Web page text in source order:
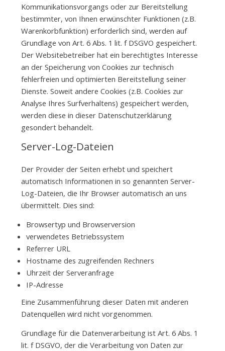
Kommunikationsvorgangs oder zur Bereitstellung
bestimmter, von Ihnen erwünschter Funktionen (z.B.
Warenkorbfunktion) erforderlich sind, werden auf
Grundlage von Art. 6 Abs. 1 lit. f DSGVO gespeichert.
Der Websitebetreiber hat ein berechtigtes Interesse
an der Speicherung von Cookies zur technisch
fehlerfreien und optimierten Bereitstellung seiner
Dienste. Soweit andere Cookies (z.B. Cookies zur
Analyse Ihres Surfverhaltens) gespeichert werden,
werden diese in dieser Datenschutzerklärung
gesondert behandelt.
Server-Log-Dateien
Der Provider der Seiten erhebt und speichert
automatisch Informationen in so genannten Server-
Log-Dateien, die Ihr Browser automatisch an uns
übermittelt. Dies sind:
Browsertyp und Browserversion
verwendetes Betriebssystem
Referrer URL
Hostname des zugreifenden Rechners
Uhrzeit der Serveranfrage
IP-Adresse
Eine Zusammenführung dieser Daten mit anderen
Datenquellen wird nicht vorgenommen.
Grundlage für die Datenverarbeitung ist Art. 6 Abs. 1
lit. f DSGVO, der die Verarbeitung von Daten zur